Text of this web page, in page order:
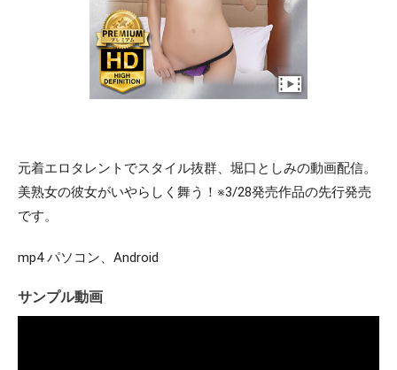
元着エロタレントでスタイル抜群、堀口としみの動画配信。
美熟女の彼女がいやらしく舞う！※3/28発売作品の先行発売
です。
mp4 パソコン、Android
サンプル動画